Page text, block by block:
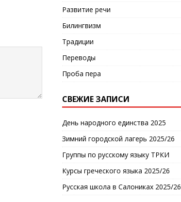
Развитие речи
Билингвизм
Традиции
Переводы
Проба пера
СВЕЖИЕ ЗАПИСИ
День народного единства 2025
Зимний городской лагерь 2025/26
Группы по русскому языку ТРКИ
Курсы греческого языка 2025/26
Русская школа в Салониках 2025/26